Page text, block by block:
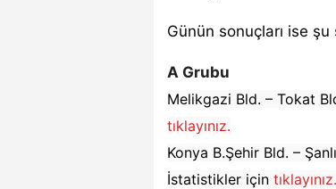
Günün sonuçları ise şu
A Grubu
Melikgazi Bld. – Tokat
tıklayınız.
Konya B.Şehir Bld. –
İstatistikler için tıklayınız.